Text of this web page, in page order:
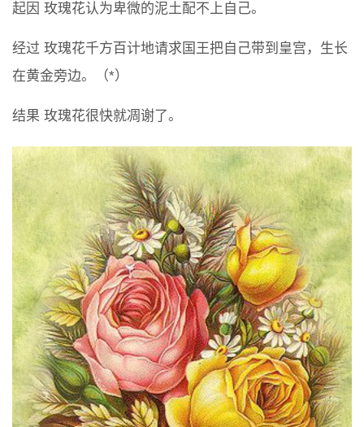
起因 玫瑰花认为卑微的泥土配不上自己。
经过 玫瑰花千方百计地请求国王把自己带到皇宫，生长
在黄金旁边。（*）
结果 玫瑰花很快就凋谢了。